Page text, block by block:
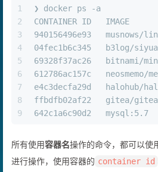
1
2
3
4
5
6
7
8
9
❯ docker ps -a
CONTAINER ID
940156496e93
04fec1b6c345   b3log/
69328f37ac26
612786ac157c
e4c3decfa29d
ffbdfb02af22   gitea/
642c1a6c90d2
所有使用容器名操作的命令，都可以使
进行操作，使用容器的 container id